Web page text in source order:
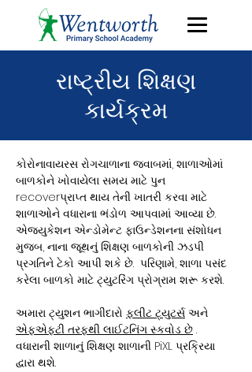
રાષ્ટ્રીય શિક્ષણ
કાર્યક્રમ
કોરોનાવાયરસ રોગચાળાના જવાબમાં, શાળાઓમાં
બાળકોને ખોવાયેલા સમય માટે પુન
recoverપ્રાપ્ત થાય તેની ખાતરી કરવા માટે
શાળાઓને વધારાના ભંડોળ આપવામાં આવ્યા છે.
એજ્યુકેશન એન્ડોમેન્ટ ફાઉન્ડેશનના સંશોધન
મુજબ, નાના જૂથનું શિક્ષણ બાળકોની ઝડપી
પ્રગતિને ટેકો આપી શકે છે. પરિણામે, શાળા પસંદ
કરેલા બાળકો માટે ટ્યુટરિંગ પ્રોગ્રામ શરૂ કરશે.
અમારા ટ્યુશન ભાગીદારો ફ્લીટ ટ્યુટર્સઅને
એફએફટી તરફથી લાઈટનિંગ સ્કવોડ છે .
વધારાની શાળાનું શિક્ષણ શાળાની PiXL પ્રક્રિયા
દ્વારા થશે.